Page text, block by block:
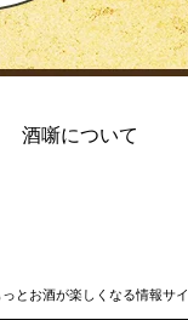
酒噺について
とお酒が楽しくなる情報サ